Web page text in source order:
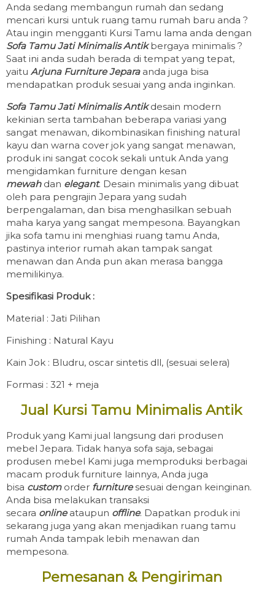
Anda sedang membangun rumah dan sedang
mencari kursi untuk ruang tamu rumah baru anda ?
Atau ingin mengganti Kursi Tamu lama anda dengan
Sofa Tamu Jati Minimalis Antik bergaya minimalis ?
Saat ini anda sudah berada di tempat yang tepat,
yaitu Arjuna Furniture Jeparaanda juga bisa
mendapatkan produk sesuai yang anda inginkan.
Sofa Tamu Jati Minimalis Antikdesain modern
kekinian serta tambahan beberapa variasi yang
sangat menawan, dikombinasikan finishing natural
kayu dan warna cover jok yang sangat menawan,
produk ini sangat cocok sekali untuk Anda yang
mengidamkan furniture dengan kesan
mewahdan elegant. Desain minimalis yang dibuat
oleh para pengrajin Jepara yang sudah
berpengalaman, dan bisa menghasilkan sebuah
maha karya yang sangat mempesona. Bayangkan
jika sofa tamu ini menghiasi ruang tamu Anda,
pastinya interior rumah akan tampak sangat
menawan dan Anda pun akan merasa bangga
memilikinya.
Spesifikasi Produk :
Material : Jati Pilihan
Finishing : Natural Kayu
Kain Jok : Bludru, oscar sintetis dll, (sesuai selera)
Formasi : 321 + meja
Jual Kursi Tamu Minimalis Antik
Produk yang Kami jual langsung dari produsen
mebel Jepara. Tidak hanya sofa saja, sebagai
produsen mebel Kami juga memproduksi berbagai
macam produk furniture lainnya, Anda juga
bisa customorder furnituresesuai dengan keinginan.
Anda bisa melakukan transaksi
secara online ataupun offline. Dapatkan produk ini
sekarang juga yang akan menjadikan ruang tamu
rumah Anda tampak lebih menawan dan
mempesona.
Pemesanan & Pengiriman